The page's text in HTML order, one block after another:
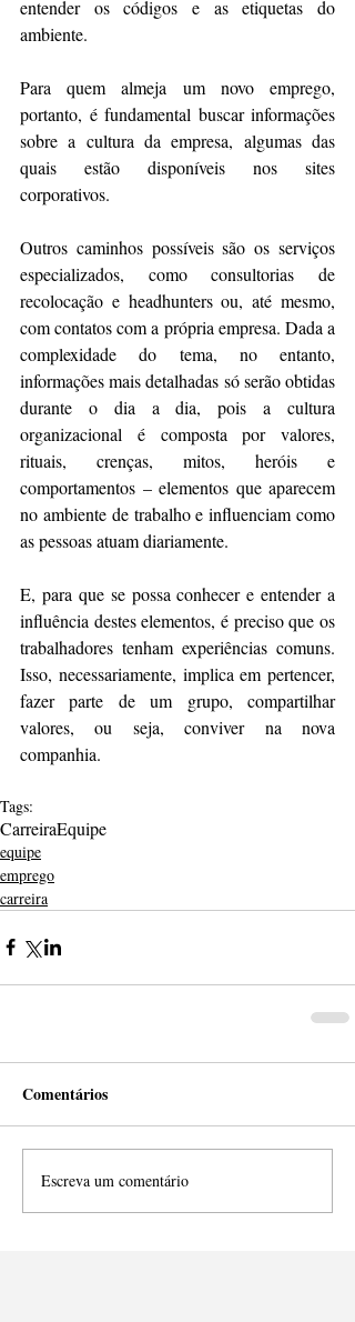
entender os códigos e as etiquetas do
ambiente.
Para quem almeja um novo emprego,
portanto, é fundamental buscar informações
sobre a cultura da empresa, algumas das
quais estão disponíveis nos sites
corporativos.
Outros caminhos possíveis são os serviços
especializados, como consultorias de
recolocação e headhunters ou, até mesmo,
com contatos com a própria empresa. Dada a
complexidade do tema, no entanto,
informações mais detalhadas só serão obtidas
durante o dia a dia, pois a cultura
organizacional é composta por valores,
rituais, crenças, mitos, heróis e
comportamentos – elementos que aparecem
no ambiente de trabalho e influenciam como
as pessoas atuam diariamente.
E, para que se possa conhecer e entender a
influência destes elementos, é preciso que os
trabalhadores tenham experiências comuns.
Isso, necessariamente, implica em pertencer,
fazer parte de um grupo, compartilhar
valores, ou seja, conviver na nova
companhia.
Tags:
CarreiraEquipe
equipe
emprego
carreira
Comentários
Escreva um comentário